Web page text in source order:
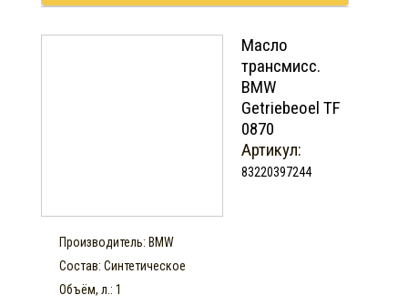
Масло
трансмисс.
BMW
Getriebeoel TF
0870
Артикул:
83220397244
Производитель: BMW
Состав: Синтетическое
Объём, л.: 1